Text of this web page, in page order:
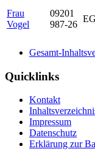
Frau
Vogel
09201
987-26
Gesamt-
Quicklinks
Kontakt
Impressum
Datenschutz
Erklärung zur